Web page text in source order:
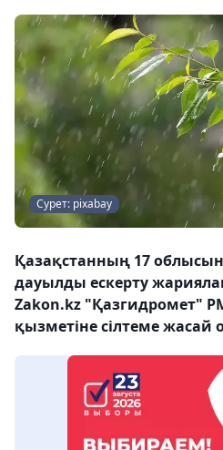
Сурет: pixabay
Қазақстанның 17
дауылды ескерту
Zakon.kz "Қазгидромет"
қызметіне сілтеме жасай